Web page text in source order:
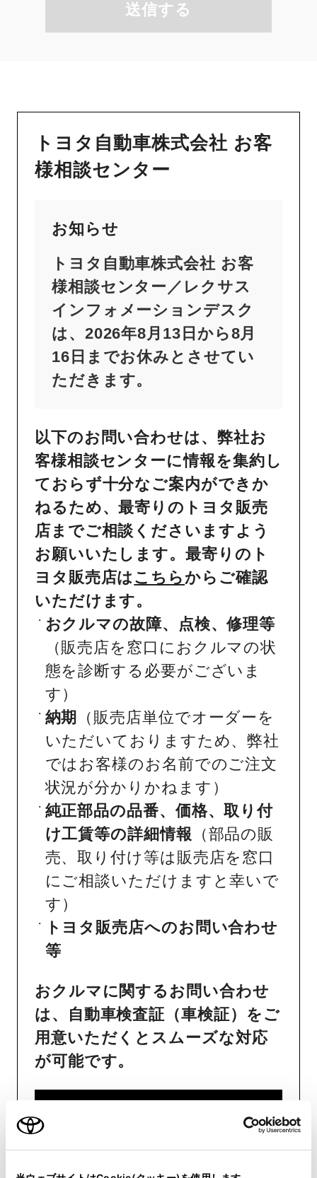
送信する
トヨタ自動車株式会社 お客
様相談センター
お知らせ
トヨタ自動車株式会社 お客
様相談センター／レクサス
インフォメーションデスク
は、2026年8月13日から8月
16日までお休みとさせてい
ただきます。
以下のお問い合わせは、弊社お
客様相談センターに情報を集約し
ておらず十分なご案内ができか
ねるため、最寄りのトヨタ販売
店までご相談くださいますよう
お願いいたします。最寄りのト
ヨタ販売店はこちら からご確認
いただけます。
おクルマの故障、点検、修理等
（販売店を窓口におクルマの状
態を診断する必要がございま
す）
納期
（販売店単位でオーダーを
いただいておりますため、弊社
ではお客様のお名前でのご注文
状況が分かりかねます）
純正部品の品番、価格、取り付
け工賃等の詳細情報 （部品の販
売、取り付け等は販売店を窓口
にご相談いただけますと幸いで
す）
トヨタ販売店へのお問い合わせ
等
おクルマに関するお問い合わせ
は、自動車検査証（車検証）をご
用意いただくとスムーズな対応
が可能です。
リコール等情報はこちら